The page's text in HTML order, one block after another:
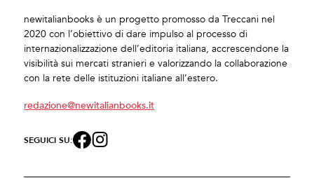
newitalianbooks è un progetto promosso da Treccani nel
2020 con l’obiettivo di dare impulso al processo di
internazionalizzazione dell’editoria italiana, accrescendone la
visibilità sui mercati stranieri e valorizzando la collaborazione
con la rete delle istituzioni italiane all’estero.
redazione@newitalianbooks.it
SEGUICI SU: